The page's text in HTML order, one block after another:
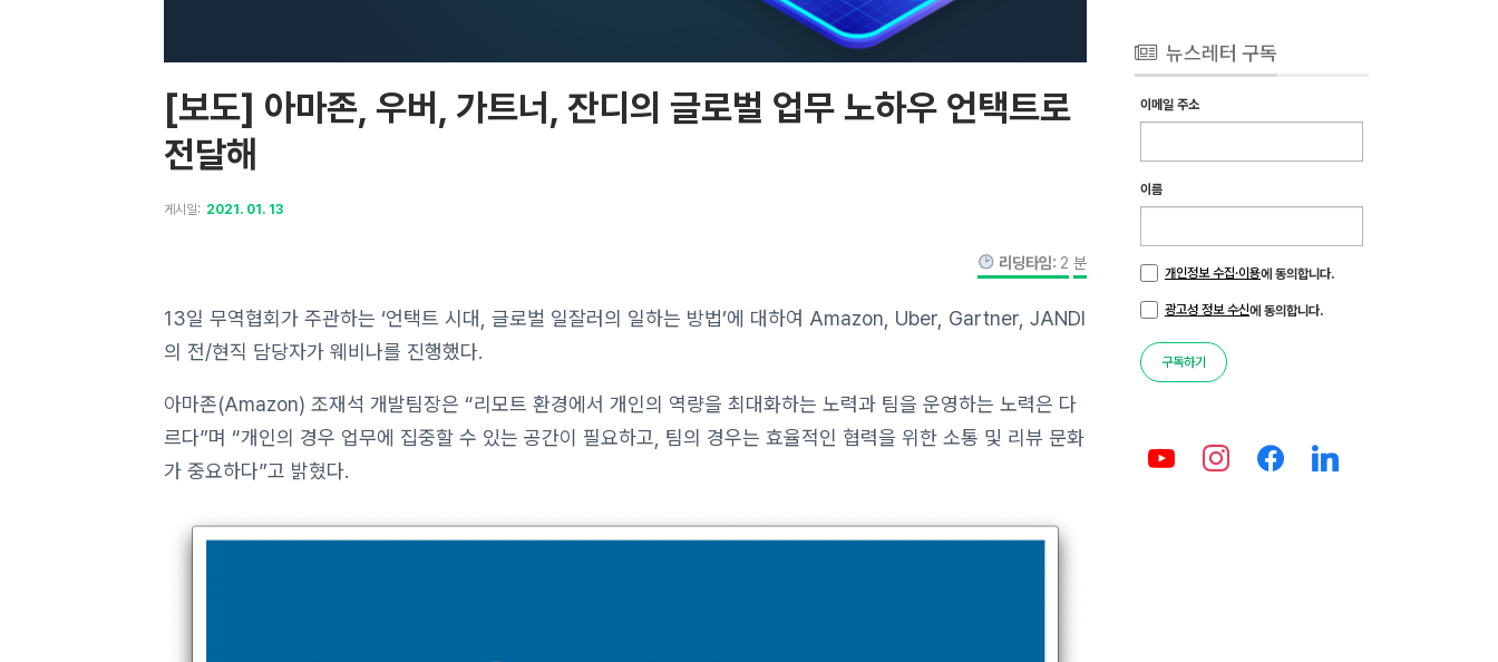
[보도] 아마존, 우버, 가트너, 잔디의 글로벌 업무 노하우 언택트로
전달해
게시일: 2021. 01. 13
리딩타임: 2 분
13일 무역협회가 주관하는 ‘언택트 시대, 글로벌 일잘러의 일하는 방법’에 대하여 Amazon, Uber, Gartner, JANDI
의 전/현직 담당자가 웨비나를 진행했다.
아마존(Amazon) 조재석 개발팀장은 “리모트 환경에서 개인의 역량을 최대화하는 노력과 팀을 운영하는 노력은 다
르다”며 “개인의 경우 업무에 집중할 수 있는 공간이 필요하고, 팀의 경우는 효율적인 협력을 위한 소통 및 리뷰 문화
가 중요하다”고 밝혔다.
뉴스레터 구독
이메일 주소
이름
개인정보 수집·이용에 동의합니다.
광고성 정보 수신에 동의합니다.
구독하기